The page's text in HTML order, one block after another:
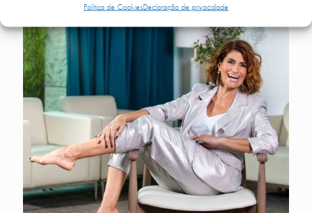
Política de CookiesDeclaração de privacidade